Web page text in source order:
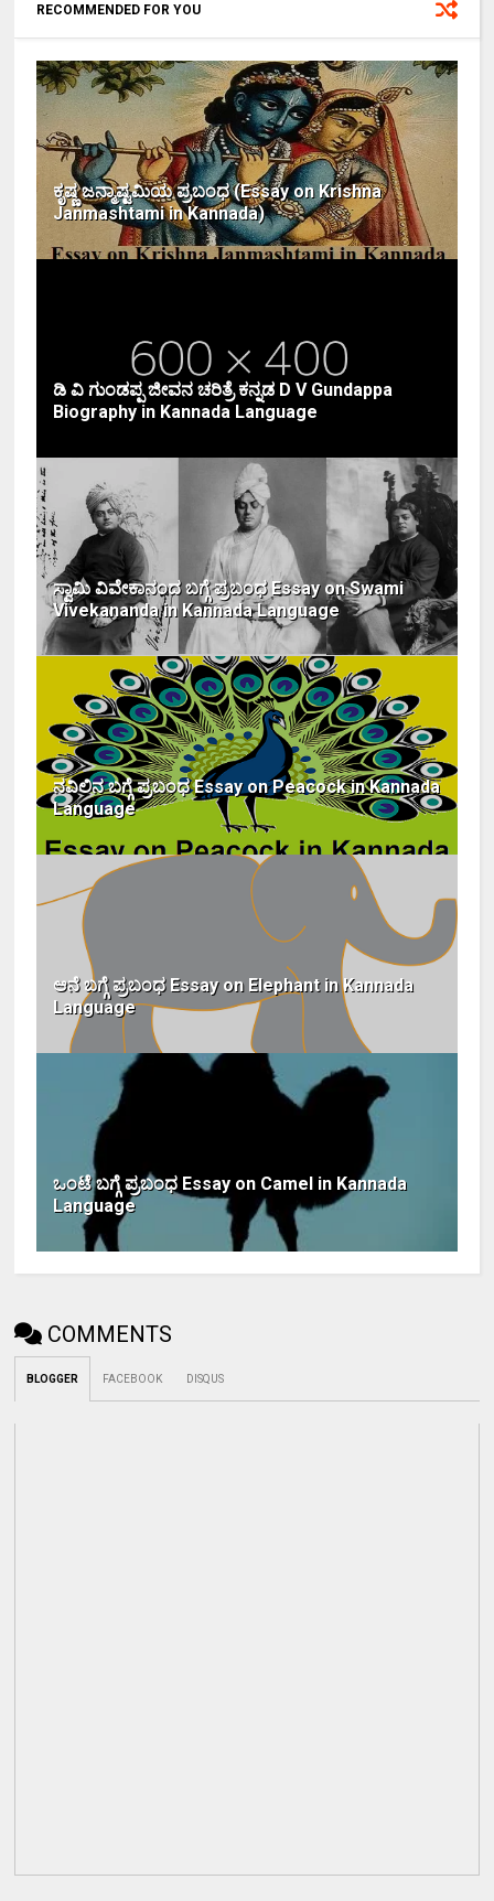
RECOMMENDED FOR YOU
ಕೃಷ್ಣ ಜನ್ಮಾಷ್ಟಮಿಯ ಪ್ರಬಂಧ (Essay on Krishna
Janmashtami in Kannada)
ಡಿ ವಿ ಗುಂಡಪ್ಪ ಜೀವನ ಚರಿತ್ರೆ ಕನ್ನಡ D V Gundappa
Biography in Kannada Language
ಸ್ವಾಮಿ ವಿವೇಕಾನಂದ ಬಗ್ಗೆ ಪ್ರಬಂಧ Essay on Swami
Vivekananda in Kannada Language
ನವಿಲಿನ ಬಗ್ಗೆ ಪ್ರಬಂಧ Essay on Peacock in Kannada
Language
ಆನೆ ಬಗ್ಗೆ ಪ್ರಬಂಧ Essay on Elephant in Kannada
Language
ಒಂಟೆ ಬಗ್ಗೆ ಪ್ರಬಂಧ Essay on Camel in Kannada
Language
COMMENTS
BLOGGER FACEBOOK DISQUS